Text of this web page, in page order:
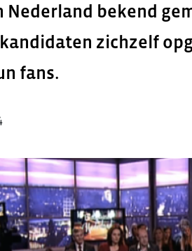
Nederland bekend
zichzelf
fans.